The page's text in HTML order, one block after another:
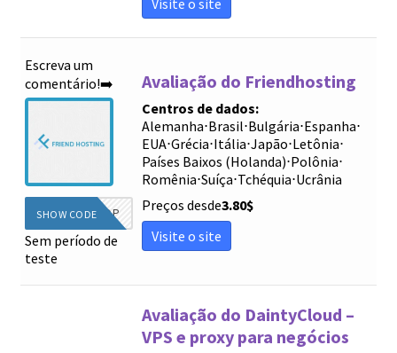
Visite o site
Escreva um
comentário!➡️
WOW2TOP
SHOW CODE
Sem período de
teste
Avaliação do Friendhosting
Centros de dados:
Alemanha⋅Brasil⋅Bulgária⋅Espanha⋅
EUA⋅Grécia⋅Itália⋅Japão⋅Letônia⋅
Países Baixos (Holanda)⋅Polônia⋅
Romênia⋅Suíça⋅Tchéquia⋅Ucrânia
Preços desde3.80$
Visite o site
Avaliação do DaintyCloud –
VPS e proxy para negócios